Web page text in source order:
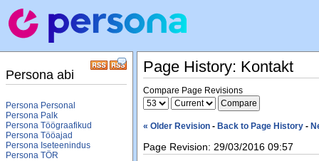
Persona abi
Persona Personal
Persona Palk
Persona Töögraafikud
Persona Tööajad
Persona Iseteenindus
Persona TÖR
Page History: Kontakt
Compare Page Revisions
« Older Revision - Back to Page History -
Page Revision: 29/03/2016 09:57